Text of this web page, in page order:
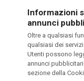
Informazioni
annunci
Oltre a qualsiasi
qualsiasi dei
Utenti possono
annunci
sezione della